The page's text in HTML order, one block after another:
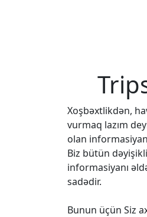
Xoşbəxtlikdən,
vurmaq lazım
olan
Biz bütün
informasiyanı
sadədir.
Bunun üçün Siz